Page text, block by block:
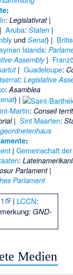
:
: Legislativrat|
| Aruba:Staten |
und Senat) |
Islands:
Assembly|
| Guadeloupe:
: Legislative
:Asamblea
) |
Martin: Conseil
| Sint Maarten:
:
|Gemeinschaft der
:
Parlament|
Parlament
| LCCN:
GND-
Medien